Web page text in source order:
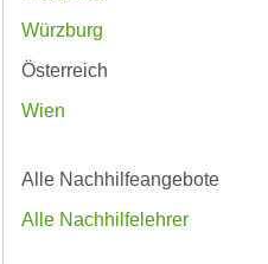
Würzburg
Österreich
Wien
Alle Nachhilfeangebote
Alle Nachhilfelehrer